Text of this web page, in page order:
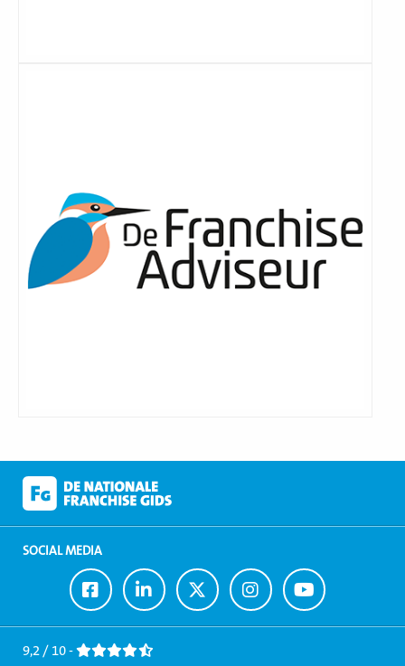
SOCIAL MEDIA
Ga
naar
Facebook
Ga
naar
LinkedIn
Ga
naar
Twitter
Ga
naar
Instagram
Ga
naar
Youtube
9,2 / 10 -